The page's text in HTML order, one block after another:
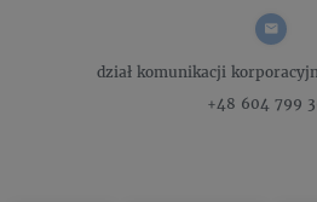
dział komunikacji
+48 604 799